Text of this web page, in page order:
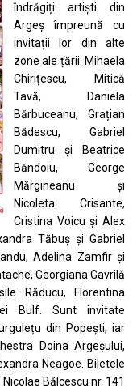
îndrăgiți artiști din
Argeș împreună cu
invitații lor din alte
zone ale țării: Mihaela
Chirițescu, Mitică
Tavă, Daniela
Bărbuceanu, Grațian
Bădescu, Gabriel
Dumitru și Beatrice
Băndoiu, George
Mărgineanu și
Nicoleta Crisante,
Cristina Voicu și Alex
Tăbuș și Gabriel
Adelina Zamfir și
Georgiana Gavrilă
Răducu, Florentina
Bulf. Sunt invitate
din Popești, iar
Doina Argeșului,
Neagoe. Biletele
Bălcescu nr. 141